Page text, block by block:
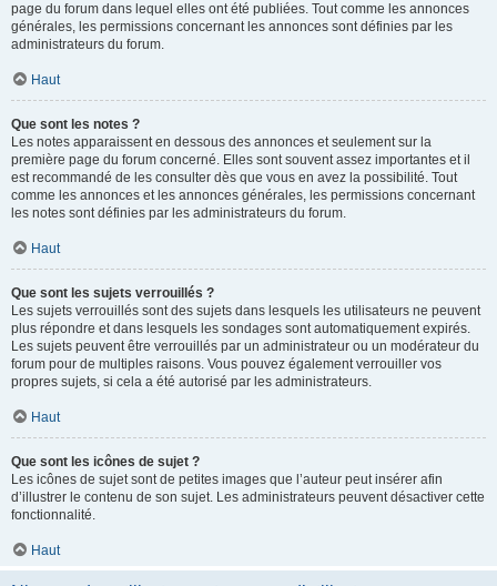
page du forum dans lequel elles ont été publiées. Tout comme les annonces
générales, les permissions concernant les annonces sont définies par les
administrateurs du forum.
Haut
Que sont les notes ?
Les notes apparaissent en dessous des annonces et seulement sur la
première page du forum concerné. Elles sont souvent assez importantes et il
est recommandé de les consulter dès que vous en avez la possibilité. Tout
comme les annonces et les annonces générales, les permissions concernant
les notes sont définies par les administrateurs du forum.
Haut
Que sont les sujets verrouillés ?
Les sujets verrouillés sont des sujets dans lesquels les utilisateurs ne peuvent
plus répondre et dans lesquels les sondages sont automatiquement expirés.
Les sujets peuvent être verrouillés par un administrateur ou un modérateur du
forum pour de multiples raisons. Vous pouvez également verrouiller vos
propres sujets, si cela a été autorisé par les administrateurs.
Haut
Que sont les icônes de sujet ?
Les icônes de sujet sont de petites images que l’auteur peut insérer afin
d’illustrer le contenu de son sujet. Les administrateurs peuvent désactiver cette
fonctionnalité.
Haut